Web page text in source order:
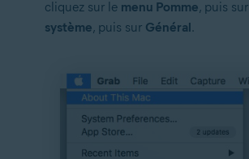
cliquez sur le menu Pomme, puis sur
système, puis sur Général.